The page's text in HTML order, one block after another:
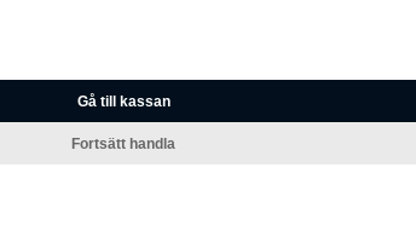
Gå till kassan
Fortsätt handla